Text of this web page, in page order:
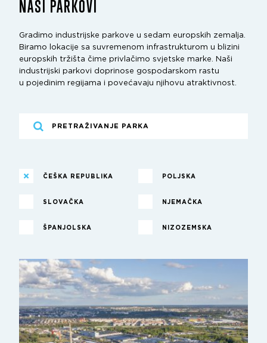
NAŠI PARKOVI
Gradimo industrijske parkove u sedam europskih zemalja.
Biramo lokacije sa suvremenom infrastrukturom u blizini
europskih tržišta čime privlačimo svjetske marke. Naši
industrijski parkovi doprinose gospodarskom rastu
u pojedinim regijama i povećavaju njihovu atraktivnost.
ČEŠKA REPUBLIKA POLJSKA
SLOVAČKA NJEMAČKA
ŠPANJOLSKA NIZOZEMSKA